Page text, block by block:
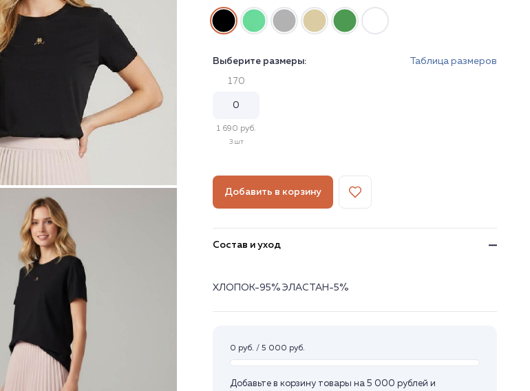
Выберите размеры: Таблица размеров
170
1 690 руб.
3 шт
Добавить в корзину
Состав и уход
ХЛОПОК-95% ЭЛАСТАН-5%
0 руб. / 5 000 руб.
Добавьте в корзину товары на 5 000 рублей и